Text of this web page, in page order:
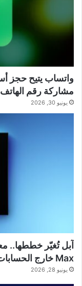
واتساب يتيح حجز
مشاركة رقم الهاتف
يونيو 30, 2026
Max خارج الحسابات
يونيو 28, 2026